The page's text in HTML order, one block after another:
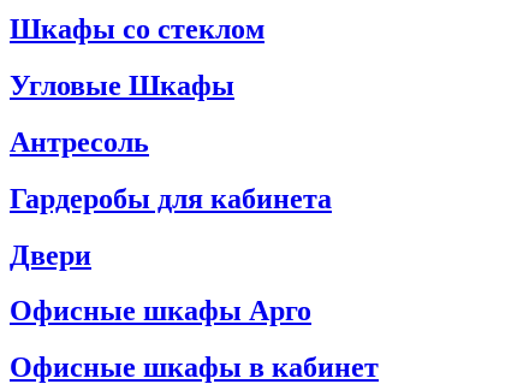
Шкафы со стеклом
Угловые Шкафы
Антресоль
Гардеробы для кабинета
Двери
Офисные шкафы Арго
Офисные шкафы в кабинет